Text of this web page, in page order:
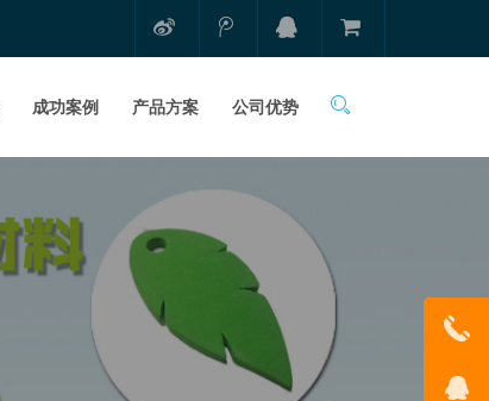
成功案例 产品方案 公司优势